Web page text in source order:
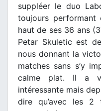
suppléer le duo
toujours performant
haut de ses 36 ans
Petar Skuletic est
nous donnant la
matches sans s’y
calme plat. Il a
intéressante mais
dire qu’avec les 2